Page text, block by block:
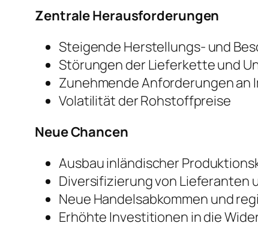
Zentrale Herausforderungen
Steigende Herstellungs- und
Störungen der Lieferkette und
Zunehmende Anforderungen
Volatilität der Rohstoffpreise
Neue Chancen
Ausbau inländischer
Diversifizierung von Lieferanten
Neue Handelsabkommen und
Erhöhte Investitionen in die